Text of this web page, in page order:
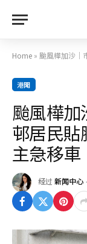
Home » 颱風樺加沙｜市
港聞
颱風樺加
邨居民貼
主急移車
经过 新闻中心